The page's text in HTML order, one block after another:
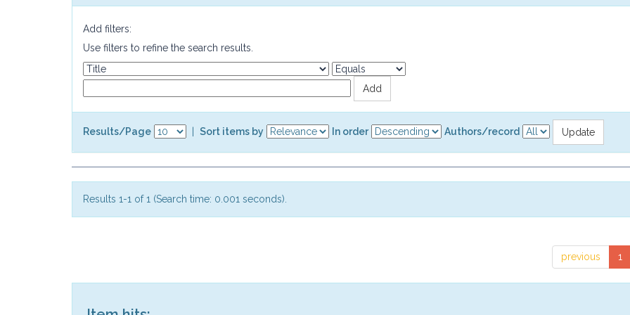
Add filters:
Use filters to refine the search results.
Results/Page Sort items by In order Authors/record
Results 1-1 of 1 (Search time: 0.001 seconds).
previous 1